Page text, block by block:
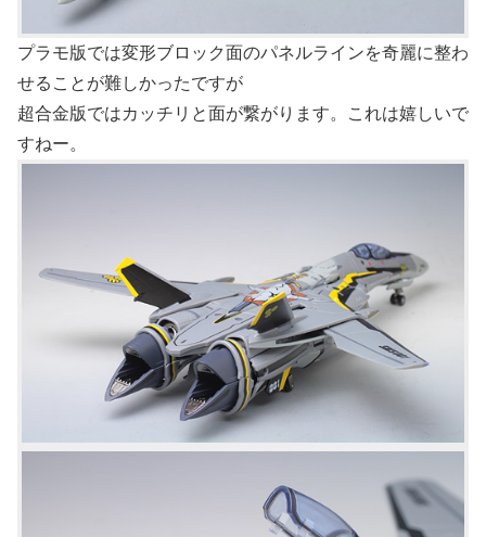
プラモ版では変形ブロック面のパネルラインを奇麗に整わ
せることが難しかったですが
超合金版ではカッチリと面が繋がります。これは嬉しいで
すねー。